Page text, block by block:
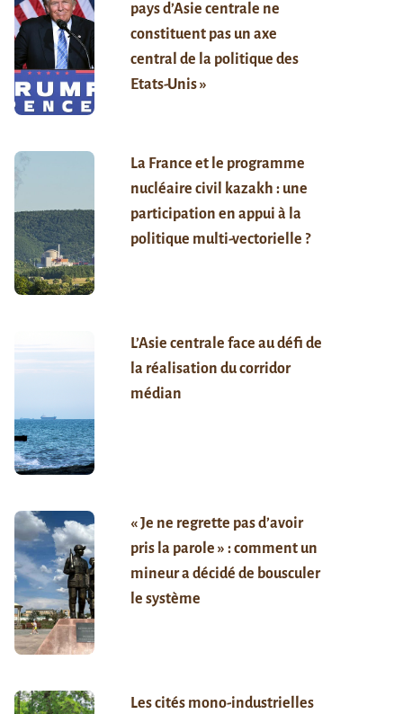
pays d’Asie centrale ne
constituent pas un axe
central de la politique des
Etats-Unis »
La France et le programme
nucléaire civil kazakh : une
participation en appui à la
politique multi-vectorielle ?
L’Asie centrale face au défi de
la réalisation du corridor
médian
« Je ne regrette pas d’avoir
pris la parole » : comment un
mineur a décidé de bousculer
le système
Les cités mono-industrielles